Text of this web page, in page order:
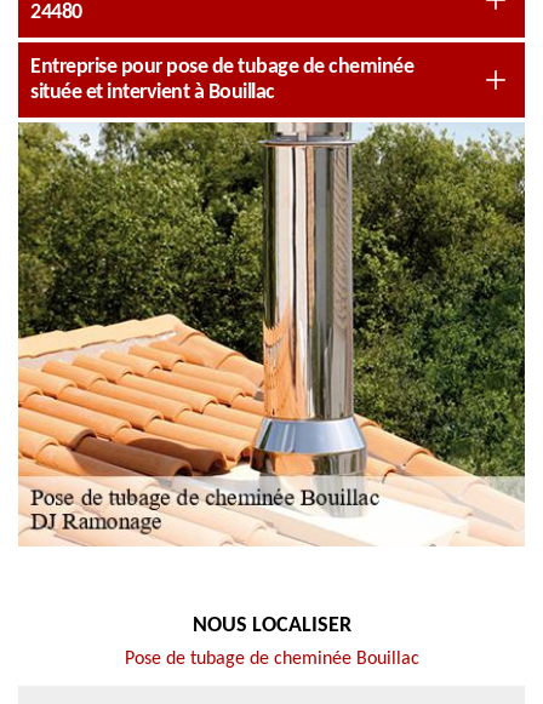
24480
Entreprise pour pose de tubage de cheminée
située et intervient à Bouillac
NOUS LOCALISER
Pose de tubage de cheminée Bouillac